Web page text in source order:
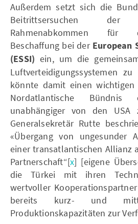
Außerdem setzt sich die
Beitrittsersuchen
Rahmenabkommen für
Beschaffung bei der European
(ESSI)ein, um die
Luftverteidigungssystemen
könnte damit einen
Nordatlantische
unabhängiger von den USA
Generalsekretär Rutte
«Übergang von ungesunder
einer transatlantischen Allianz
Partnerschaft“[x] [eigene
die Türkei mit ihren
wertvoller
bereits kurz- und
Produktionskapazitäten zur